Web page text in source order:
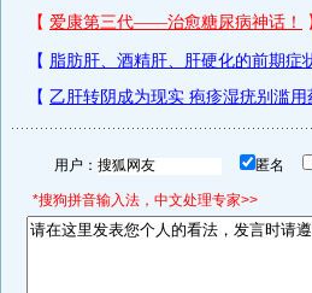
用户： 匿名
*搜狗拼音输入法，中文处理专家>>